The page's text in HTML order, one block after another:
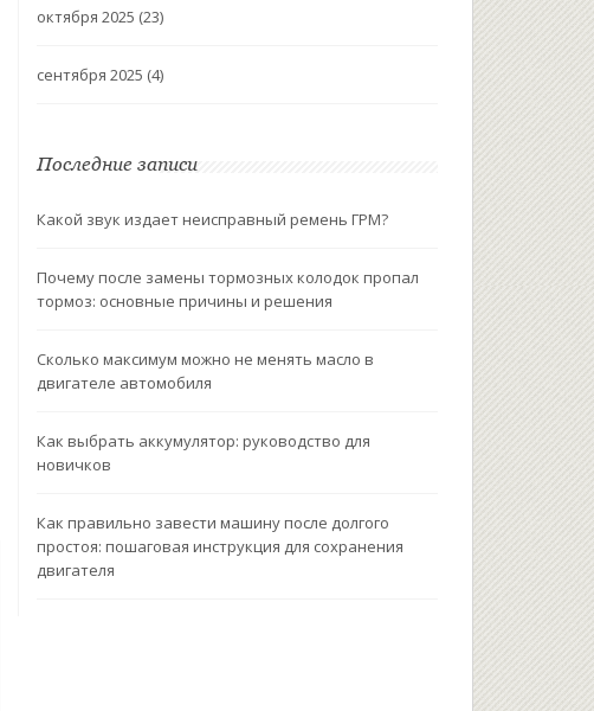
октября 2025 (23)
сентября 2025 (4)
Последние записи
Какой звук издает неисправный ремень ГРМ?
Почему после замены тормозных колодок пропал
тормоз: основные причины и решения
Сколько максимум можно не менять масло в
двигателе автомобиля
Как выбрать аккумулятор: руководство для
новичков
Как правильно завести машину после долгого
простоя: пошаговая инструкция для сохранения
двигателя